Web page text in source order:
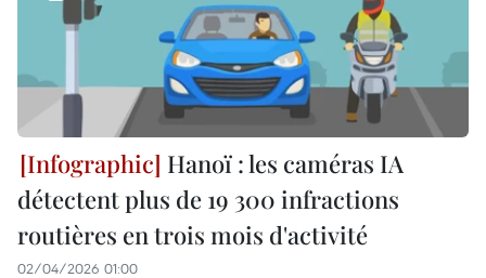
Hanoï : les caméras IA
détectent plus de 19 300 infractions
routières en trois mois d'activité
02/04/2026 01:00